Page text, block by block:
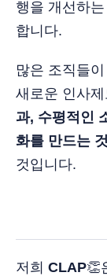
행을 개선하
합니다.
많은 조직들
새로운 인사
과, 수평적인
화를 만드는 것
것입니다.
저희 CLAP👏